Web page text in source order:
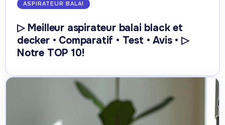
ASPIRATEUR BALAI
▷ Meilleur aspirateur balai black et
decker • Comparatif • Test • Avis • ▷
Notre TOP 10!